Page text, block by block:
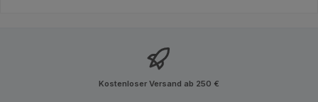
Kostenloser Versand ab 250 €